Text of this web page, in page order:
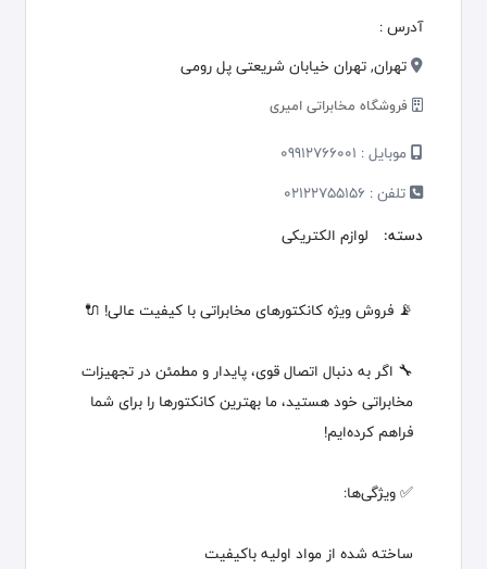
آدرس :
تهران, تهران خیابان شریعتی پل رومی
فروشگاه مخابراتی امیری
موبایل : 09912766001
تلفن : 02122755156
دسته:
لوازم الکتریکی
📡 فروش ویژه کانکتورهای مخابراتی با کیفیت عالی! 🔌
🔧 اگر به دنبال اتصال قوی، پایدار و مطمئن در تجهیزات
مخابراتی خود هستید، ما بهترین کانکتورها را برای شما
فراهم کرده‌ایم!
✅ ویژگی‌ها:
ساخته شده از مواد اولیه باکیفیت